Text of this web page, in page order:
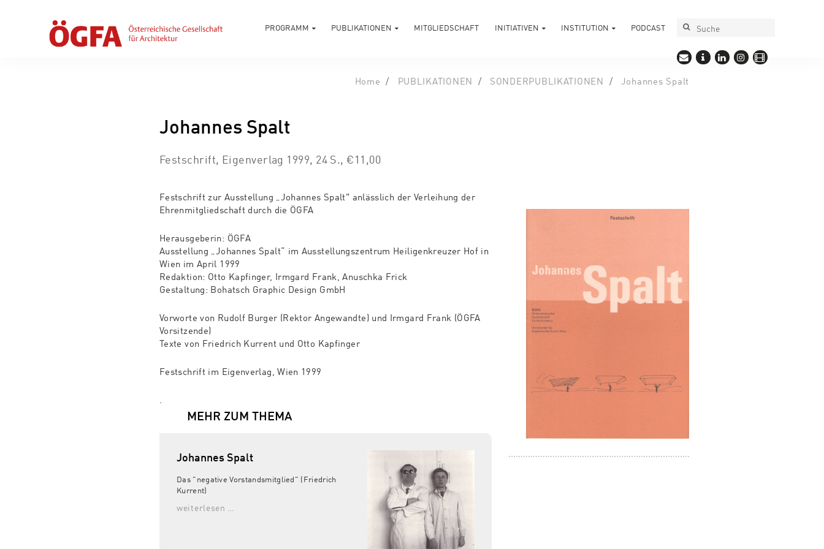
PROGRAMM PUBLIKATIONEN MITGLIEDSCHAFT INITIATIVEN INSTITUTION PODCAST
Home PUBLIKATIONEN SONDERPUBLIKATIONEN Johannes Spalt
Johannes Spalt
Festschrift, Eigenverlag 1999, 24 S., €11,00
Festschrift zur Ausstellung „Johannes Spalt" anlässlich der Verleihung der
Ehrenmitgliedschaft durch die ÖGFA
Herausgeberin: ÖGFA
Ausstellung „Johannes Spalt“ im Ausstellungszentrum Heiligenkreuzer Hof in
Wien im April 1999
Redaktion: Otto Kapfinger, Irmgard Frank, Anuschka Frick
Gestaltung: Bohatsch Graphic Design GmbH
Vorworte von Rudolf Burger (Rektor Angewandte) und Irmgard Frank (ÖGFA
Vorsitzende)
Texte von Friedrich Kurrent und Otto Kapfinger
Festschrift im Eigenverlag, Wien 1999
.
MEHR ZUM THEMA
Johannes Spalt
Das "negative Vorstandsmitglied" (Friedrich
Kurrent)
weiterlesen …